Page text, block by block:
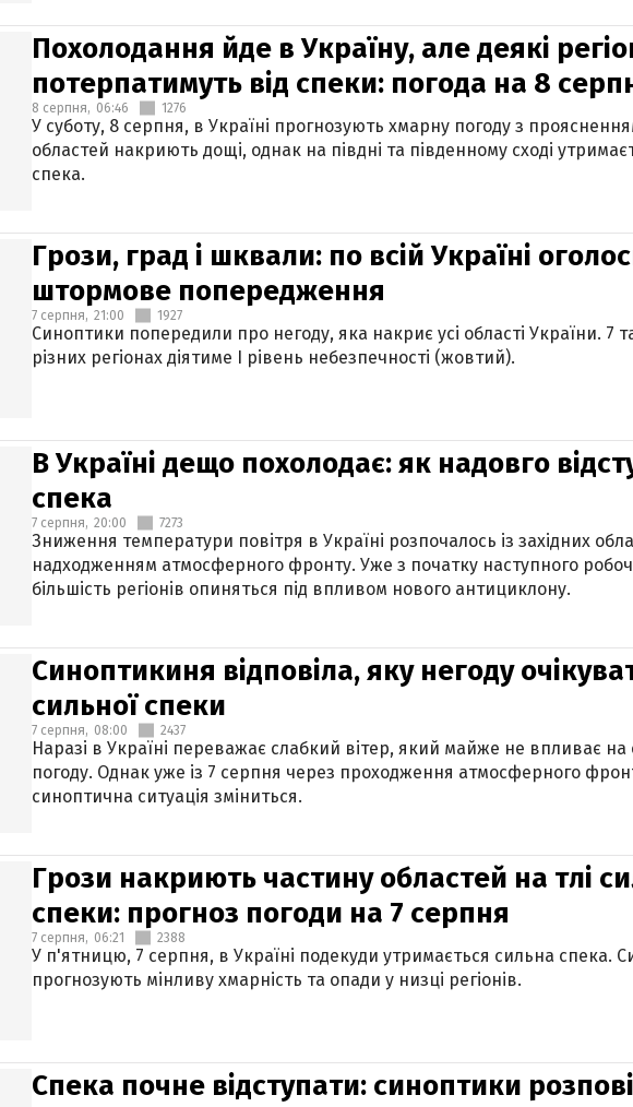
Похолодання йде в Україну, але деякі
потерпатимуть від спеки: погода на 8
8 серпня, 06:46 1276
У суботу, 8 серпня, в Україні прогнозують хмарну погоду з
областей накриють дощі, однак на півдні та південному сході
спека.
Грози, град і шквали: по всій Україні
штормове попередження
7 серпня, 21:00 1927
Синоптики попередили про негоду, яка накриє усі області України. 7
різних регіонах діятиме І рівень небезпечності (жовтий).
В Україні дещо похолодає: як надовго
спека
7 серпня, 20:00 7273
Зниження температури повітря в Україні розпочалось із західних
надходженням атмосферного фронту. Уже з початку наступного
більшість регіонів опиняться під впливом нового антициклону.
Синоптикиня відповіла, яку негоду
сильної спеки
7 серпня, 08:00 2437
Наразі в Україні переважає слабкий вітер, який майже не впливає на
погоду. Однак уже із 7 серпня через проходження атмосферного
синоптична ситуація зміниться.
Грози накриють частину областей на тлі
спеки: прогноз погоди на 7 серпня
7 серпня, 06:21 2388
У п'ятницю, 7 серпня, в Україні подекуди утримається сильна спека.
прогнозують мінливу хмарність та опади у низці регіонів.
Спека почне відступати: синоптики